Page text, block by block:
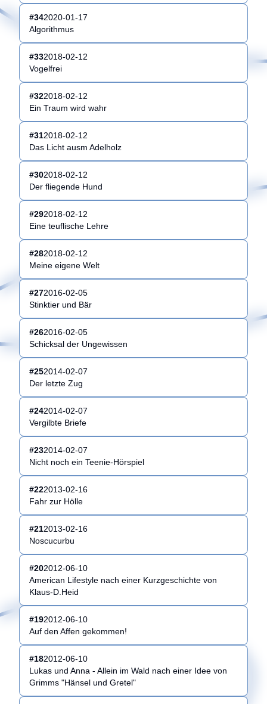
#342020-01-17
Algorithmus
#332018-02-12
Vogelfrei
#322018-02-12
Ein Traum wird wahr
#312018-02-12
Das Licht ausm Adelholz
#302018-02-12
Der fliegende Hund
#292018-02-12
Eine teuflische Lehre
#282018-02-12
Meine eigene Welt
#272016-02-05
Stinktier und Bär
#262016-02-05
Schicksal der Ungewissen
#252014-02-07
Der letzte Zug
#242014-02-07
Vergilbte Briefe
#232014-02-07
Nicht noch ein Teenie-Hörspiel
#222013-02-16
Fahr zur Hölle
#212013-02-16
Noscucurbu
#202012-06-10
American Lifestyle nach einer Kurzgeschichte von
Klaus-D.Heid
#192012-06-10
Auf den Affen gekommen!
#182012-06-10
Lukas und Anna - Allein im Wald nach einer Idee von
Grimms "Hänsel und Gretel"